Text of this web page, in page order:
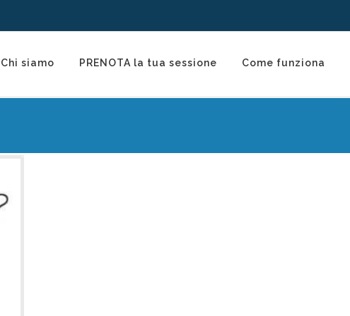
Chi siamo PRENOTA la tua sessione Come funziona